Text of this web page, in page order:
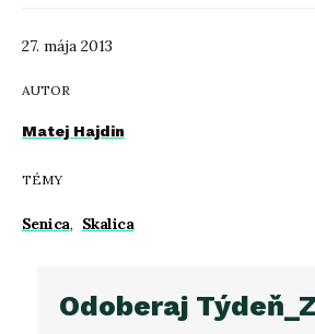
27. mája 2013
AUTOR
Matej Hajdin
TÉMY
Senica, Skalica
Odoberaj